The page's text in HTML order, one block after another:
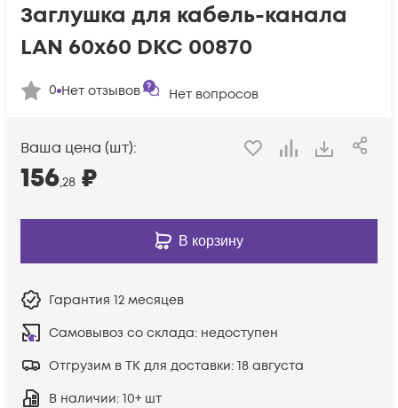
Заглушка для кабель-канала
LAN 60х60 DKC 00870
0 Нет отзывов Нет вопросов
Ваша цена (шт):
156,28 ₽
В корзину
Гарантия 12 месяцев
Самовывоз со склада: недоступен
Отгрузим в ТК для доставки: 18 августа
В наличии: 10+ шт